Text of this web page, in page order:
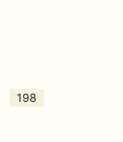
198